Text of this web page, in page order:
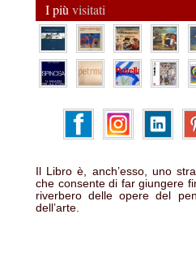
I più visitati
Il Libro è, anch’esso, uno
che consente di far giungere
riverbero delle opere del
dell’arte.